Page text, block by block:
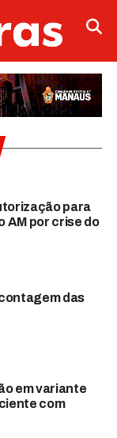
para
AM por crise do
das
em variante
com